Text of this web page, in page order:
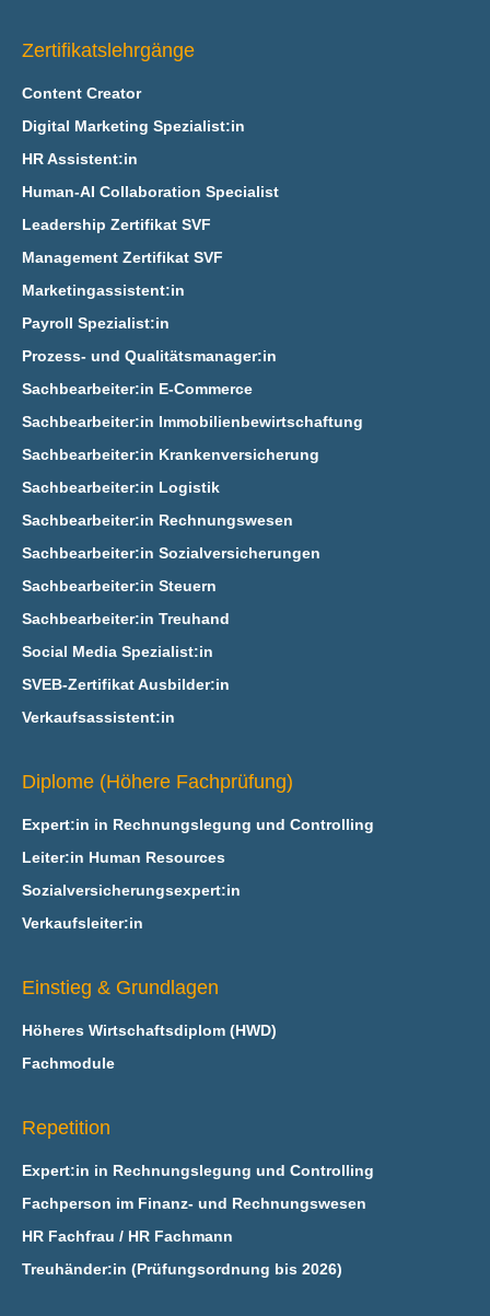
Zertifikatslehrgänge
Content Creator
Digital Marketing Spezialist:in
HR Assistent:in
Human-AI Collaboration Specialist
Leadership Zertifikat SVF
Management Zertifikat SVF
Marketingassistent:in
Payroll Spezialist:in
Prozess- und Qualitätsmanager:in
Sachbearbeiter:in E‑Commerce
Sachbearbeiter:in Immobilienbewirtschaftung
Sachbearbeiter:in Krankenversicherung
Sachbearbeiter:in Logistik
Sachbearbeiter:in Rechnungswesen
Sachbearbeiter:in Sozialversicherungen
Sachbearbeiter:in Steuern
Sachbearbeiter:in Treuhand
Social Media Spezialist:in
SVEB-Zertifikat Ausbilder:in
Verkaufsassistent:in
Diplome (Höhere Fachprüfung)
Expert:in in Rechnungslegung und Controlling
Leiter:in Human Resources
Sozialversicherungsexpert:in
Verkaufsleiter:in
Einstieg & Grundlagen
Höheres Wirtschaftsdiplom (HWD)
Fachmodule
Repetition
Expert:in in Rechnungslegung und Controlling
Fachperson im Finanz- und Rechnungswesen
HR Fachfrau / HR Fachmann
Treuhänder:in (Prüfungsordnung bis 2026)